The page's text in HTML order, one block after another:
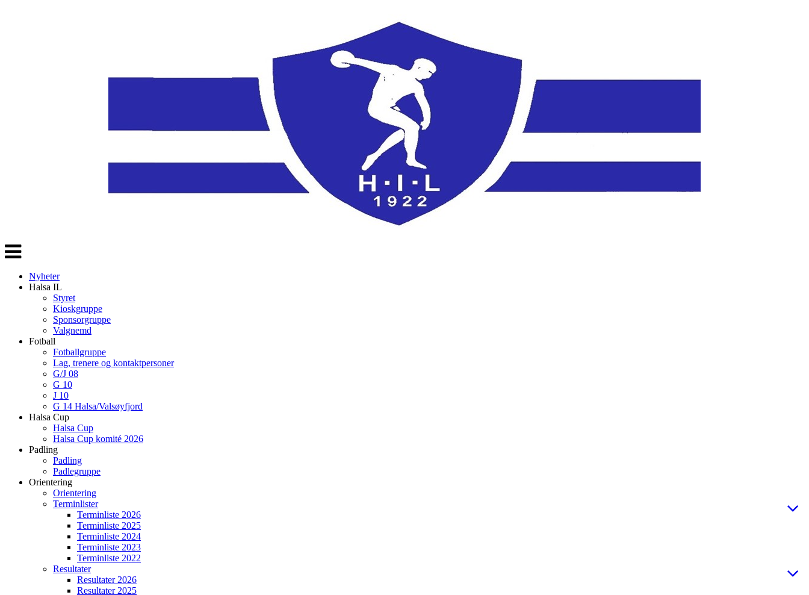
Veksle
navigasjon
Nyheter
Halsa IL
Styret
Kioskgruppe
Sponsorgruppe
Valgnemd
Fotball
Fotballgruppe
Lag, trenere og kontaktpersoner
G/J 08
G 10
J 10
G 14 Halsa/Valsøyfjord
Halsa Cup
Halsa Cup
Halsa Cup komité 2026
Padling
Padling
Padlegruppe
Orientering
Orientering
Terminlister
Terminliste 2026
Terminliste 2025
Terminliste 2024
Terminliste 2023
Terminliste 2022
Resultater
Resultater 2026
Resultater 2025